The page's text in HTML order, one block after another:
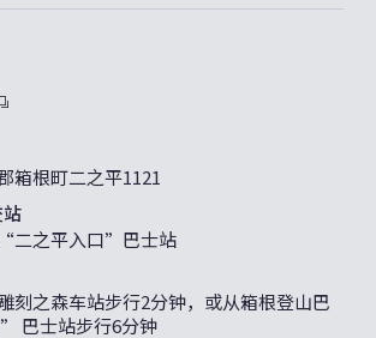
箱根町二之平1121
二之平入口”巴士站
刻之森车站步行2分钟，或从箱根登山巴
巴士站步行6分钟